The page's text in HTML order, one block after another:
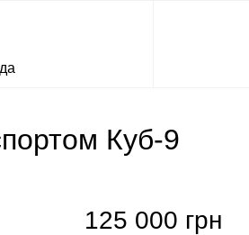
Куб-9
125 000 грн